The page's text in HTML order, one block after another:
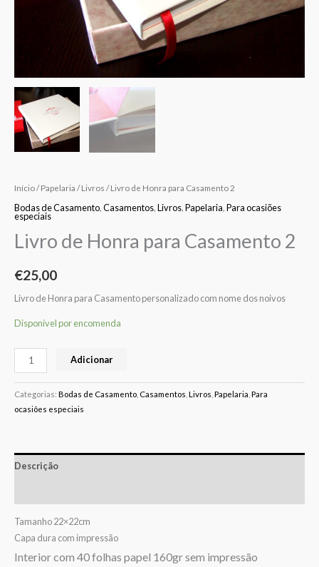
Início/Papelaria /Livros / Livro de Honra para Casamento 2
Bodas de Casamento,Casamentos,Livros,Papelaria,Para ocasiões
especiais
Livro de Honra para Casamento 2
€25,00
Livro de Honra para Casamento personalizado com nome dos noivos
Disponível por encomenda
Adicionar
Categorias: Bodas de Casamento Casamentos Livros Papelaria Para
ocasiões especiais
Descrição
Tamanho 22×22cm
Capa dura com impressão
Interior com 40 folhas papel 160gr sem impressão